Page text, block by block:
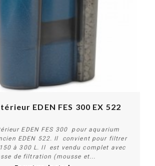
EDEN FES 300 EX 522
EDEN FES 300 pour aquarium
EDEN 522. Il convient pour filtrer
à 300 L. Il est vendu complet avec
de filtration (mousse et...